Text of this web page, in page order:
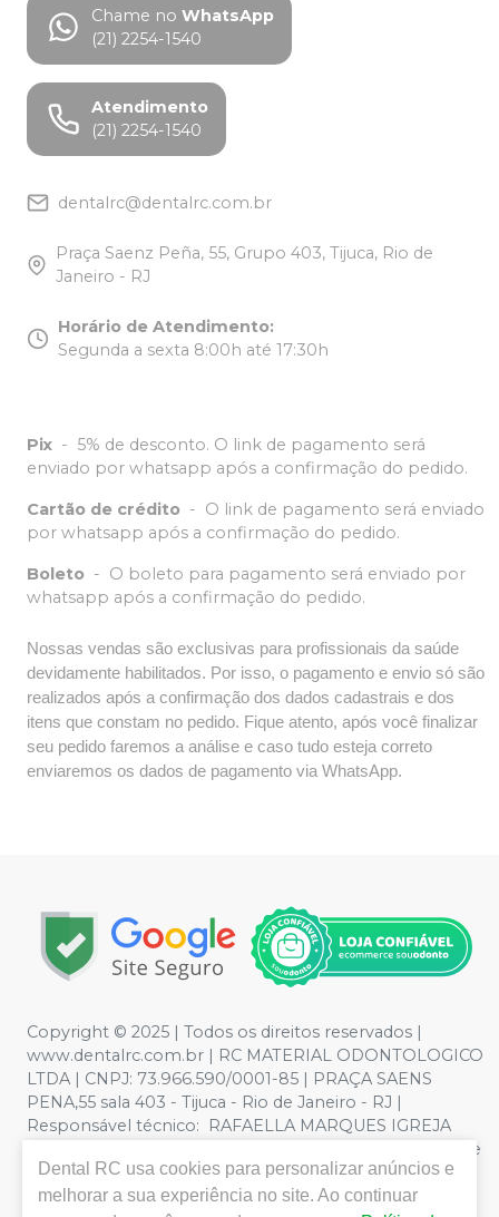
Chame no WhatsApp
(21) 2254-1540
Atendimento
(21) 2254-1540
dentalrc@dentalrc.com.br
Praça Saenz Peña, 55, Grupo 403, Tijuca, Rio de
Janeiro - RJ
Horário de Atendimento:
Segunda a sexta 8:00h até 17:30h
Pix - 5% de desconto. O link de pagamento será
enviado por whatsapp após a confirmação do pedido.
Cartão de crédito - O link de pagamento será enviado
por whatsapp após a confirmação do pedido.
Boleto - O boleto para pagamento será enviado por
whatsapp após a confirmação do pedido.
Nossas vendas são exclusivas para profissionais da saúde
devidamente habilitados. Por isso, o pagamento e envio só são
realizados após a confirmação dos dados cadastrais e dos
itens que constam no pedido. Fique atento, após você finalizar
seu pedido faremos a análise e caso tudo esteja correto
enviaremos os dados de pagamento via WhatsApp.
Copyright © 2025 | Todos os direitos reservados |
www.dentalrc.com.br | RC MATERIAL ODONTOLOGICO
LTDA | CNPJ: 73.966.590/0001-85 | PRAÇA SAENS
PENA,55 sala 403 - Tijuca - Rio de Janeiro - RJ |
Responsável técnico: RAFAELLA MARQUES IGREJA
DOS SANTOS CRO/RJ nº 55115 | Política de Privacidade e
Segurança - Fotos meramente ilustrativas - Os preços e
condições da loja virtual estão sujeitos a alterações. Em
Dental RC usa cookies para personalizar anúncios e
melhorar a sua experiência no site. Ao continuar